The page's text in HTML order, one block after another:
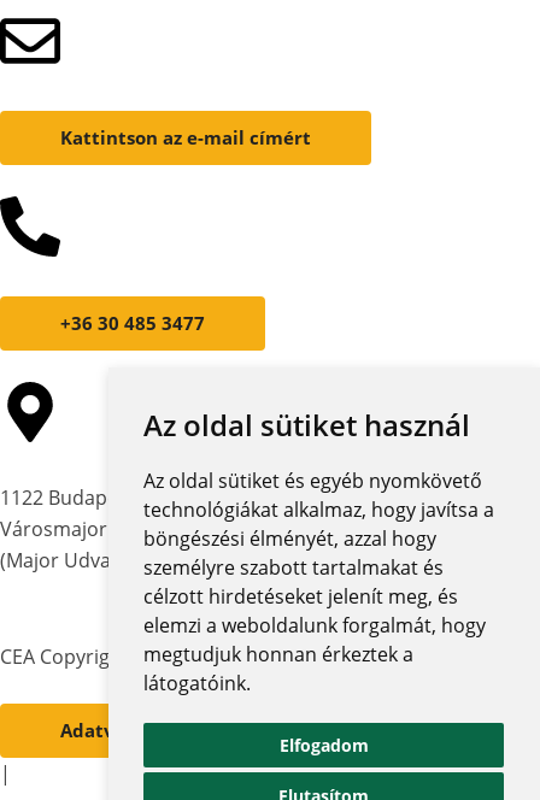
Az oldal sütiket használ
Az oldal sütiket és egyéb nyomkövető
technológiákat alkalmaz, hogy javítsa a
böngészési élményét, azzal hogy
személyre szabott tartalmakat és
célzott hirdetéseket jelenít meg, és
elemzi a weboldalunk forgalmát, hogy
megtudjuk honnan érkeztek a
látogatóink.
Elfogadom
Elutasítom
Kattintson az e-mail címért
+36 30 485 3477
1122 Budapest,
Városmajor utca 12-14.
(Major Udvar Irodaház)
CEA Copyright © 2026 | Minden jog fenntartva
Adatvédelmi szabályzat és tájékoztatók
|